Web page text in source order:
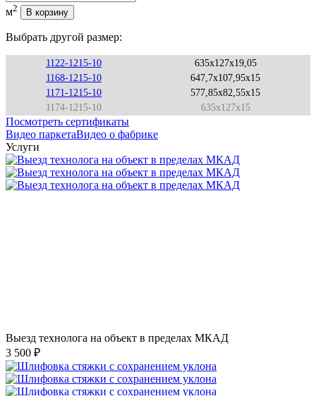
м2 В корзину
Выбрать другой размер:
1122-1215-10
635x127x19,05
1168-1215-10
647,7x107,95x15
1171-1215-10
577,85x82,55x15
1174-1215-10
635x127x15
Посмотреть сертификаты
Видео паркетаВидео о фабрике
Услуги
Выезд технолога на объект в пределах МКАД
3 500 ₽